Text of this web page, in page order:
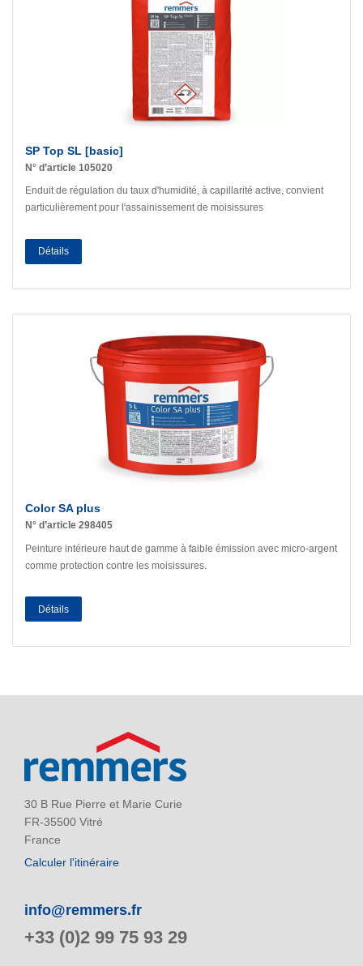
SP Top SL [basic]
N° d’article 105020
Enduit de régulation du taux d'humidité, à capillarité active, convient
particulièrement pour l'assainissement de moisissures
Détails
Color SA plus
N° d’article 298405
Peinture intérieure haut de gamme à faible émission avec micro-argent
comme protection contre les moisissures.
Détails
30 B Rue Pierre et Marie Curie
FR-35500 Vitré
France
Calculer l'itinéraire
info@remmers.fr
+33 (0)2 99 75 93 29